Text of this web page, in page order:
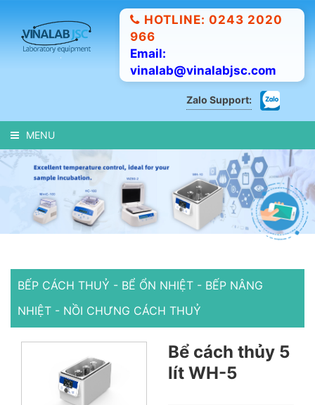
HOTLINE: 0243 2020
966
Email:
vinalab@vinalabjsc.com
Zalo Support:
MENU
BẾP CÁCH THUỶ - BỂ ỔN NHIỆT - BẾP NÂNG
NHIỆT - NỒI CHƯNG CÁCH THUỶ
Bể cách thủy 5
lít WH-5